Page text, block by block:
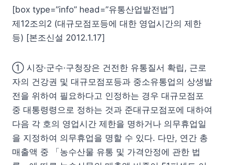
[box type=”info” head=”유통산업발전법”]
제12조의2 (대규모점포등에 대한 영업시간의 제한
등) [본조신설 2012.1.17]
① 시장·군수·구청장은 건전한 유통질서 확립, 근로
자의 건강권 및 대규모점포등과 중소유통업의 상생발
전을 위하여 필요하다고 인정하는 경우 대규모점포
중 대통령령으로 정하는 것과 준대규모점포에 대하여
다음 각 호의 영업시간 제한을 명하거나 의무휴업일
을 지정하여 의무휴업을 명할 수 있다. 다만, 연간 총
매출액 중 「농수산물 유통 및 가격안정에 관한 법